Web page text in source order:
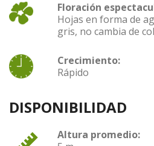
Floración
Hojas en forma de
gris, no cambia de
Crecimiento:
Rápido
DISPONIBILIDAD
Altura promedio: